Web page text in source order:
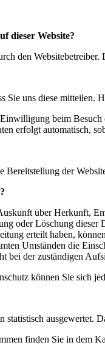
dieser Website?
den
Sie uns diese
beim
erfolgt automatisch,
der
über Herkunft,
oder Löschung dieser
erteilt haben,
Umständen die
bei der zuständigen
können Sie sich
ausgewertet.
finden Sie in dem